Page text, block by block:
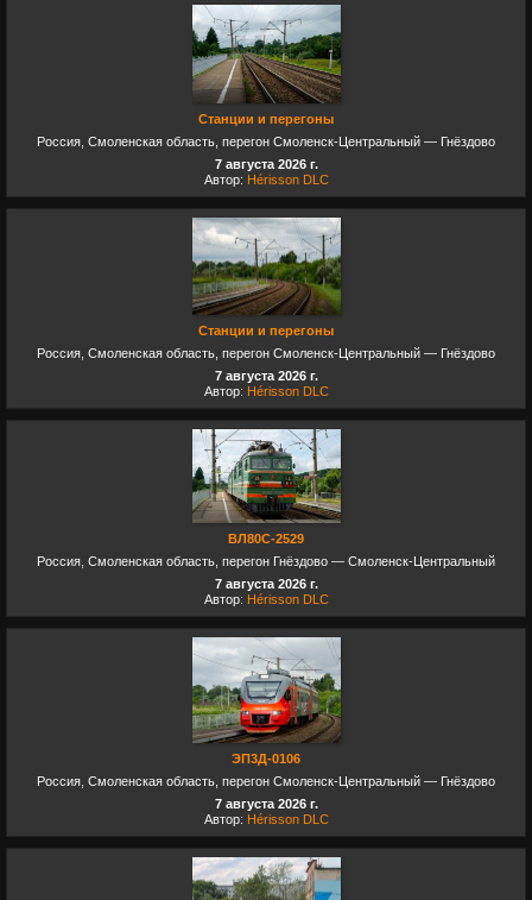
Станции и перегоны
Россия, Смоленская область, перегон Смоленск-Центральный — Гнёздово
7 августа 2026 г.
Автор: Hérisson DLC
Станции и перегоны
Россия, Смоленская область, перегон Смоленск-Центральный — Гнёздово
7 августа 2026 г.
Автор: Hérisson DLC
ВЛ80С-2529
Россия, Смоленская область, перегон Гнёздово — Смоленск-Центральный
7 августа 2026 г.
Автор: Hérisson DLC
ЭП3Д-0106
Россия, Смоленская область, перегон Смоленск-Центральный — Гнёздово
7 августа 2026 г.
Автор: Hérisson DLC